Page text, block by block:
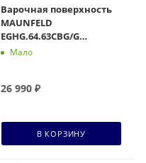
Варочная поверхность
MAUNFELD
EGHG.64.63CBG/G
бежевый
Мало
26 990 ₽
В КОРЗИНУ